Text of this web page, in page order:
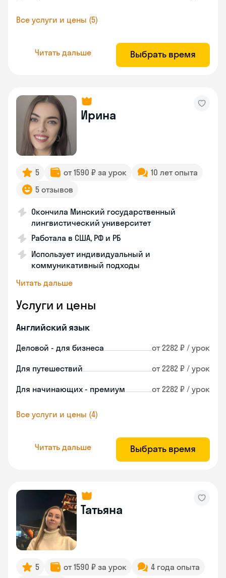
Все услуги и цены (5)
Читать дальше Выбрать время
Ирина
5 от 1590 ₽ за урок
10 лет опыта
5 отзывов
Окончила Минский государственный
лингвистический университет
Работала в США, РФ и РБ
Использует индивидуальный и
коммуникативный подходы
Читать дальше
Услуги и цены
Английский язык
Деловой - для бизнеса от 2282 ₽ / урок
Для путешествий от 2282 ₽ / урок
Для начинающих - премиум от 2282 ₽ / урок
Все услуги и цены (4)
Читать дальше Выбрать время
Татьяна
5 от 1590 ₽ за урок 4 года опыта